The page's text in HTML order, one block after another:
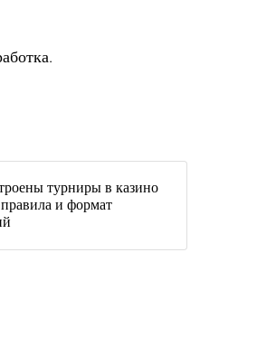
турниры в казино
и формат